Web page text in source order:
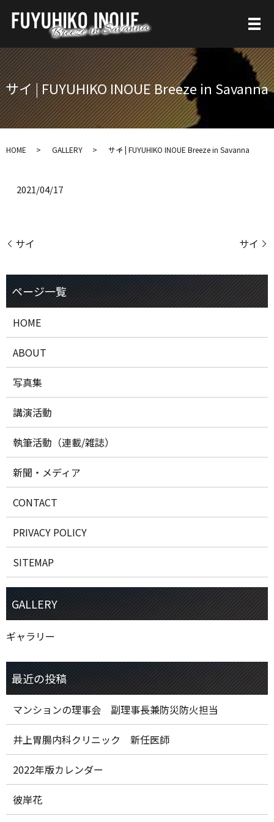
サイ | FUYUHIKO INOUE Breeze in Savanna
HOME GALLERY サイ | FUYUHIKO INOUE Breeze in Savanna
2021/04/17
サイ サイ
HOME
ABOUT
写真集
講演活動
執筆活動（連載/雑誌）
新聞・メディア
CONTACT
PRIVACY POLICY
SITEMAP
ギャラリー
マンションの理事会 副理事長兼防災防火担当
井上胃腸内科クリニック 新任医師
2022年版カレンダー
彼岸花